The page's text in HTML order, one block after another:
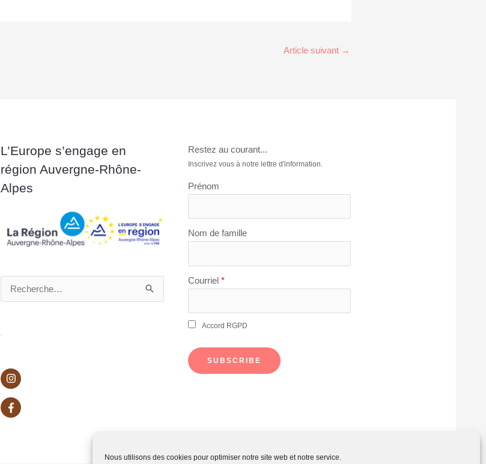
Nous utilisons des cookies pour optimiser notre site web et notre service.
Article suivant →
L’Europe s’engage en
région Auvergne-Rhône-
Alpes
Rechercher :
Restez au courant...
Inscrivez vous à notre lettre d'information.
Prénom
Nom de famille
Courriel *
Accord RGPD
SUBSCRIBE